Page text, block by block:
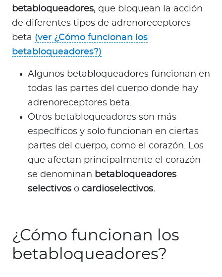
betabloqueadores, que bloquean la acción
de diferentes tipos de adrenoreceptores
beta (ver ¿Cómo funcionan los
betabloqueadores?)
Algunos betabloqueadores funcionan en
todas las partes del cuerpo donde hay
adrenoreceptores beta.
Otros betabloqueadores son más
específicos y solo funcionan en ciertas
partes del cuerpo, como el corazón. Los
que afectan principalmente el corazón
se denominan betabloqueadores
selectivos o cardioselectivos.
¿Cómo funcionan los
betabloqueadores?